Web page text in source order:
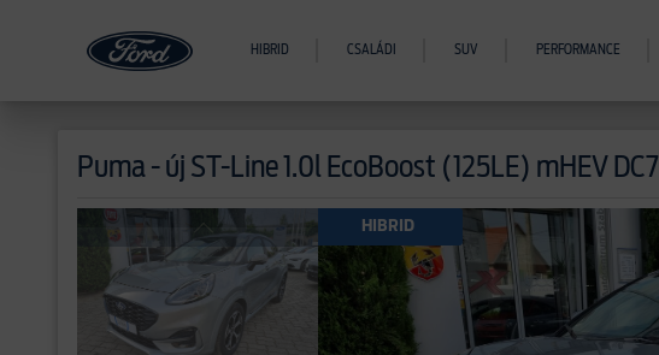
HIBRID CSALÁDI SUV PERFORMANCE
Puma - új ST-Line 1.0l EcoBoost (125LE) mHEV DC7
HIBRID